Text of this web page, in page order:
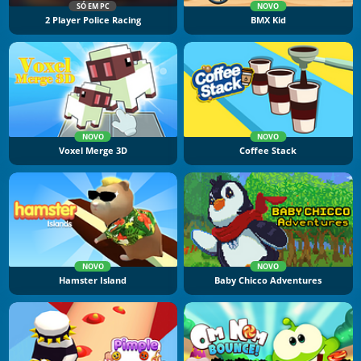
SÓ EM PC
2 Player Police Racing
NOVO
BMX Kid
NOVO
Voxel Merge 3D
NOVO
Coffee Stack
NOVO
Hamster Island
NOVO
Baby Chicco Adventures